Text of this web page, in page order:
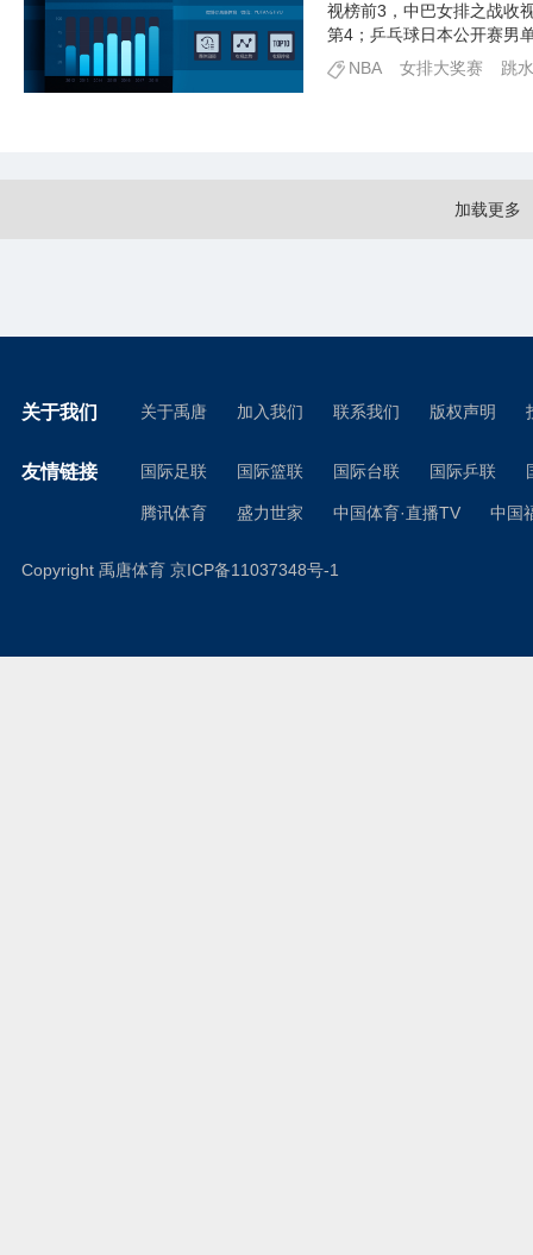
视榜前3，中巴女排之战收
第4；乒乓球日本公开赛男
NBA
女排大奖赛 跳水
加载更多
关于我们 关于禹唐 加入我们 联系我们 版权声明
友情链接 国际足联 国际篮联 国际台联 国际乒联
腾讯体育 盛力世家 中国体育·直播TV 中国
Copyright 禹唐体育 京ICP备11037348号-1